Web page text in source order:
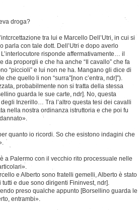
droga?
tra lui e Marcello Dell’Utri, in cui si
parla con tale dott. Dell’Utri e dopo averlo
risponde affermativamente… il
da proporgli e che ha anche “Il cavallo” che fa
“piccioli” e lui non ne ha. Mangano gli dice di
che quello li non “surra”[non c’entra, ndr]”).
probabilmente non si tratta della stessa
guarda le sue carte, ndr]. No, questa
Inzerillo… Tra l’altro questa tesi dei cavalli
nella nostra ordinanza istruttoria e che poi fu
quanto io ricordi. So che esistono indagini che
a Palermo con il vecchio rito processuale nelle
e Alberto sono fratelli gemelli, Alberto è stato
e due sono dirigenti Fininvest, ndr].
preso qualche appunto [Borsellino guarda le
entrambi».